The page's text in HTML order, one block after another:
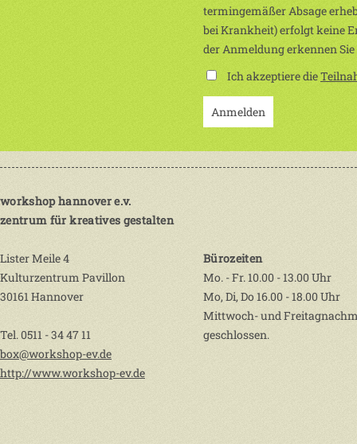
termingemäßer Absage
bei Krankheit) erfolgt keine
der Anmeldung erkennen
Ich akzeptiere die
Anmelden
workshop hannover e.v.
zentrum für kreatives gestalten
Lister Meile 4
Kulturzentrum Pavillon
30161 Hannover
Tel. 0511 - 34 47 11
box@workshop-ev.de
http://www.workshop-ev.de
Bürozeiten
Mo. - Fr. 10.00 - 13.00 Uhr
Mo, Di, Do 16.00 - 18.00 Uhr
Mittwoch- und
geschlossen.